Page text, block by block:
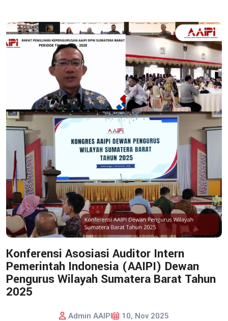
Konferensi Asosiasi Auditor Intern
Pemerintah Indonesia (AAIPI) Dewan
Pengurus Wilayah Sumatera Barat Tahun
2025
Admin AAIPI 10, Nov 2025